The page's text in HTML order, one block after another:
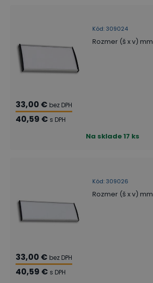
Kód: 309024
Rozmer (š x v) mm
33,00 € bez DPH
40,59 € s DPH
Na sklade17 ks
Kód: 309026
Rozmer (š x v) mm
33,00 € bez DPH
40,59 € s DPH